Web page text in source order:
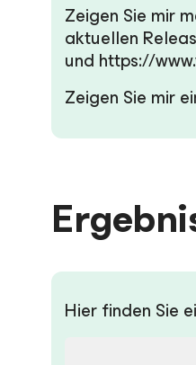
Zeigen Sie mir
aktuellen
und https://
Zeigen Sie mir
Hier finden Sie